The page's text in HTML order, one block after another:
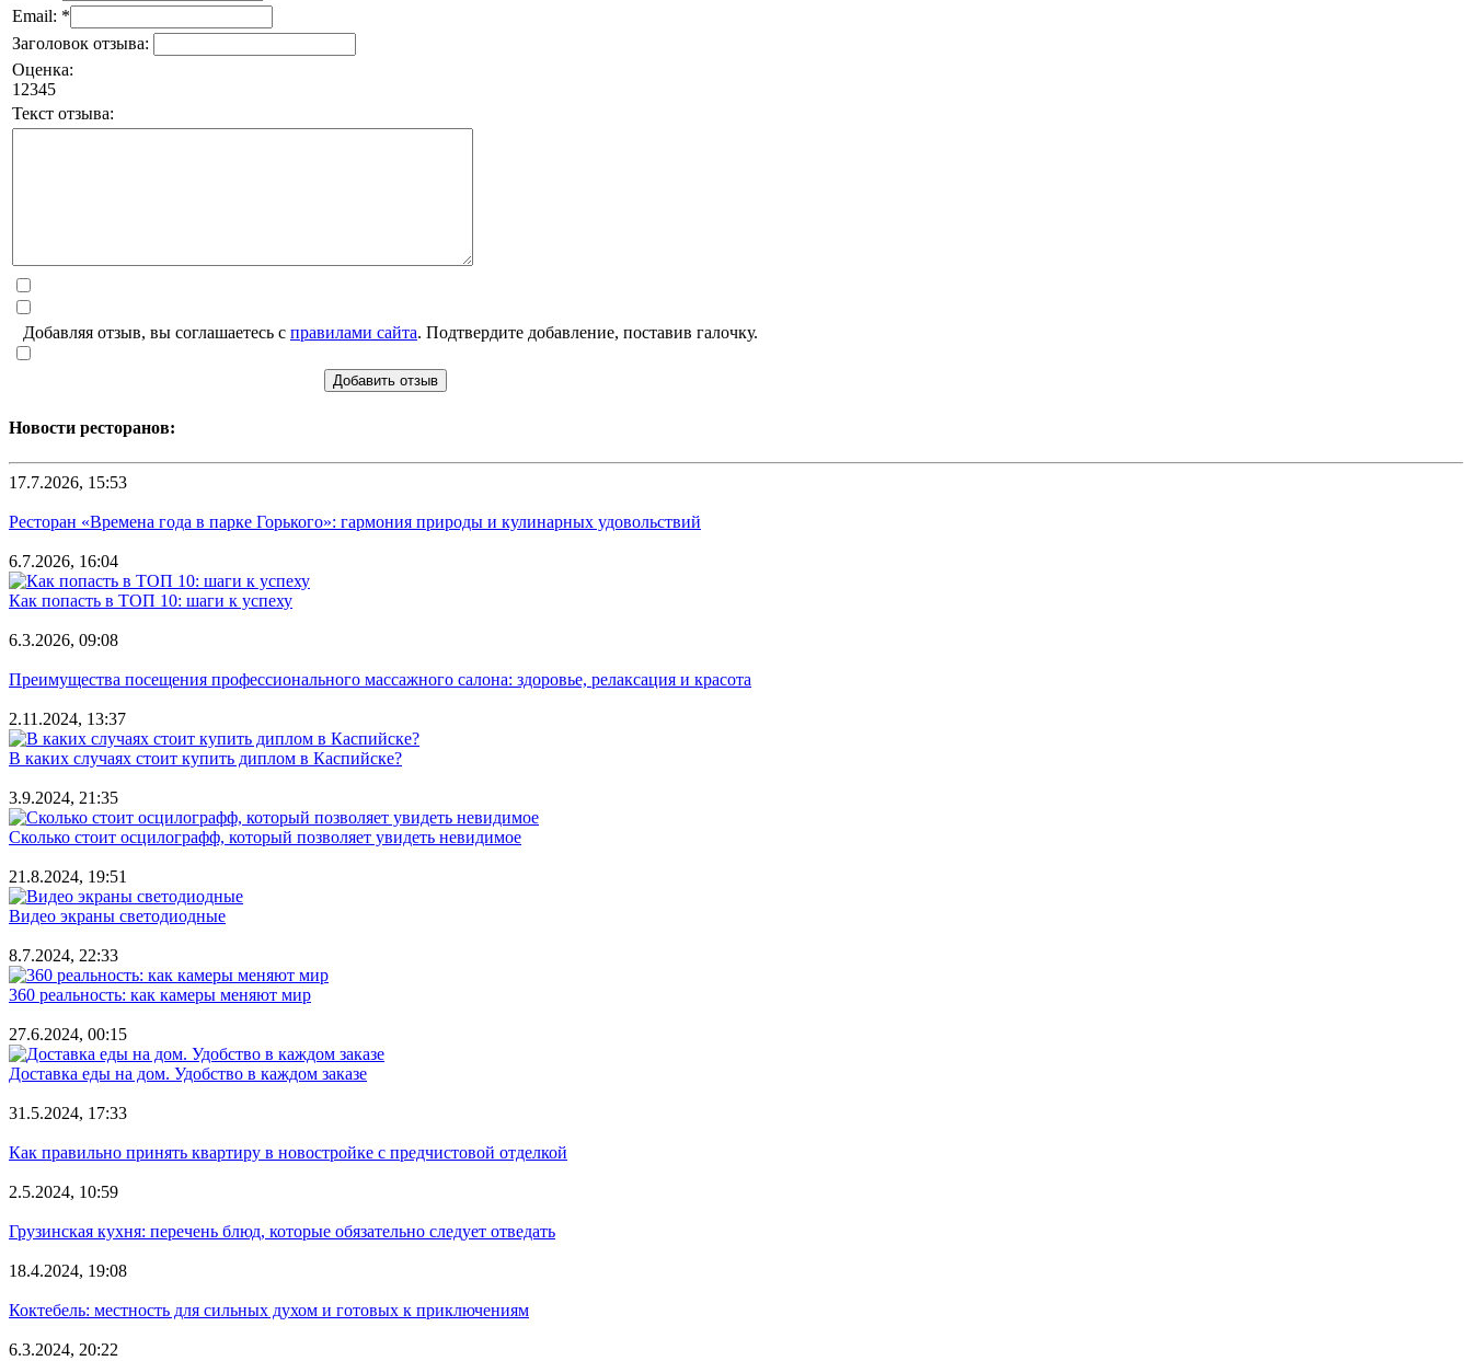
Email: *
Заголовок отзыва:
Оценка:
1 2345
Текст отзыва:
Добавляя отзыв, вы соглашаетесь с правилами сайта. Подтвердите добавление, поставив галочку.
Добавить отзыв
Новости ресторанов:
17.7.2026, 15:53
Ресторан «Времена года в парке Горького»: гармония природы и кулинарных удовольствий
6.7.2026, 16:04
Как попасть в ТОП 10: шаги к успеху
6.3.2026, 09:08
Преимущества посещения профессионального массажного салона: здоровье, релаксация и красота
2.11.2024, 13:37
В каких случаях стоит купить диплом в Каспийске?
3.9.2024, 21:35
Сколько стоит осцилографф, который позволяет увидеть невидимое
21.8.2024, 19:51
Видео экраны светодиодные
8.7.2024, 22:33
360 реальность: как камеры меняют мир
27.6.2024, 00:15
Доставка еды на дом. Удобство в каждом заказе
31.5.2024, 17:33
Как правильно принять квартиру в новостройке с предчистовой отделкой
2.5.2024, 10:59
Грузинская кухня: перечень блюд, которые обязательно следует отведать
18.4.2024, 19:08
Коктебель: местность для сильных духом и готовых к приключениям
6.3.2024, 20:22